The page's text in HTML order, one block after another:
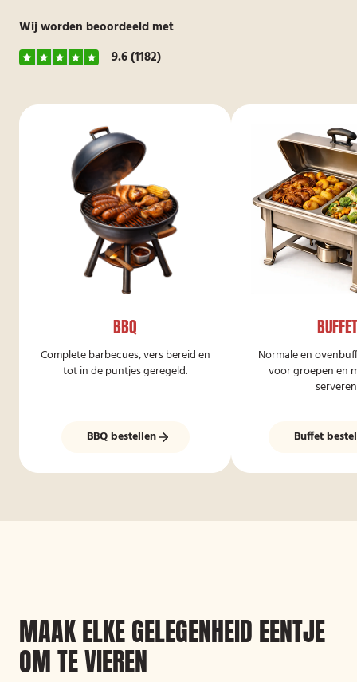
Wij worden beoordeeld met
9.6(1182)
BBQ
Complete barbecues, vers bereid en
tot in de puntjes geregeld.
BBQ bestellen
BUFFET
Normale en
voor groepen en
Buffet
MAAK ELKE GELEGENHEID EENTJE
OM TE VIEREN